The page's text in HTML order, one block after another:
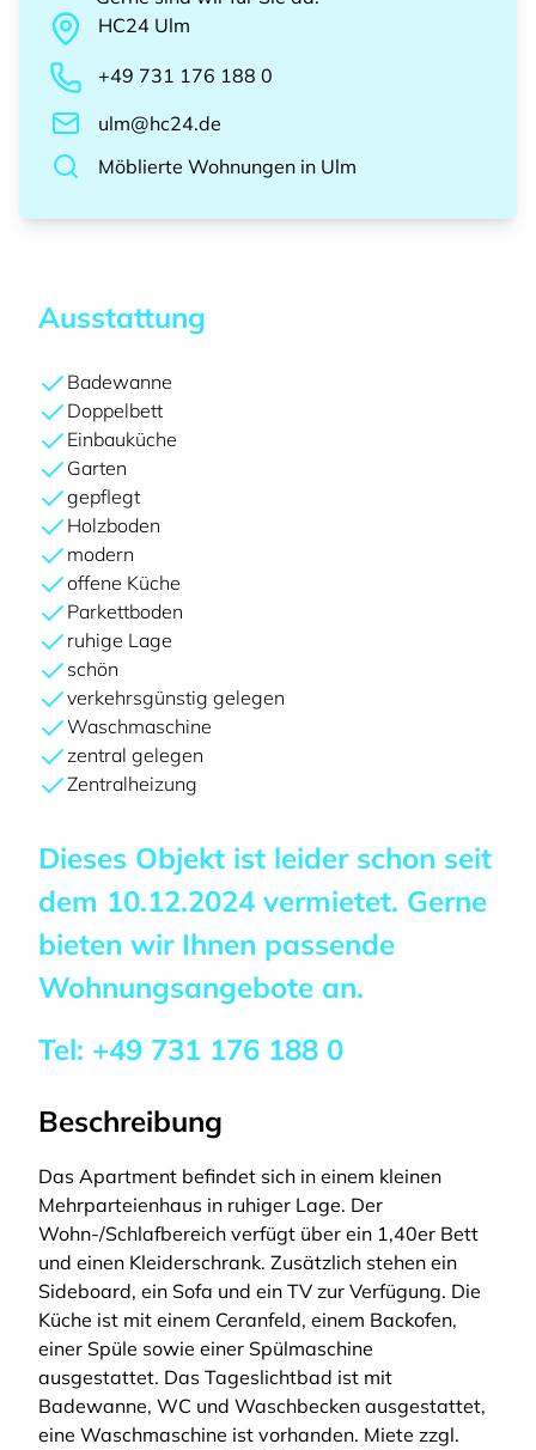
HC24 Ulm
+49 731 176 188 0
ulm@hc24.de
Möblierte Wohnungen in Ulm
Ausstattung
Badewanne
Doppelbett
Einbauküche
Garten
gepflegt
Holzboden
modern
offene Küche
Parkettboden
ruhige Lage
schön
verkehrsgünstig gelegen
Waschmaschine
zentral gelegen
Zentralheizung
Dieses Objekt ist leider schon seit
dem 10.12.2024 vermietet. Gerne
bieten wir Ihnen passende
Wohnungsangebote an.
Tel: +49 731 176 188 0
Beschreibung
Das Apartment befindet sich in einem kleinen
Mehrparteienhaus in ruhiger Lage. Der
Wohn-/Schlafbereich verfügt über ein 1,40er Bett
und einen Kleiderschrank. Zusätzlich stehen ein
Sideboard, ein Sofa und ein TV zur Verfügung. Die
Küche ist mit einem Ceranfeld, einem Backofen,
einer Spüle sowie einer Spülmaschine
ausgestattet. Das Tageslichtbad ist mit
Badewanne, WC und Waschbecken ausgestattet,
eine Waschmaschine ist vorhanden. Miete zzgl.